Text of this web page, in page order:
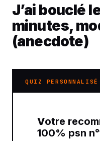
J’ai bouclé
minutes,
(anecdote)
QUIZ PERSONNALISÉ
Votre recommandation sur
100% psn